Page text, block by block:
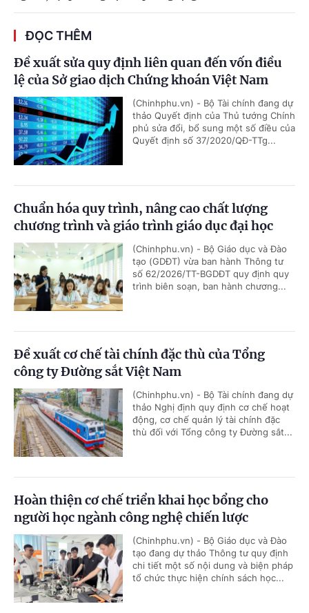
ĐỌC THÊM
Đề xuất sửa quy định liên quan đến vốn điều
lệ của Sở giao dịch Chứng khoán Việt Nam
(Chinhphu.vn) - Bộ Tài chính đang dự
thảo Quyết định của Thủ tướng Chính
phủ sửa đổi, bổ sung một số điều của
Quyết định số 37/2020/QĐ-TTg...
Chuẩn hóa quy trình, nâng cao chất lượng
chương trình và giáo trình giáo dục đại học
(Chinhphu.vn) - Bộ Giáo dục và Đào
tạo (GDĐT) vừa ban hành Thông tư
số 62/2026/TT-BGDĐT quy định quy
trình biên soạn, ban hành chương...
Đề xuất cơ chế tài chính đặc thù của Tổng
công ty Đường sắt Việt Nam
(Chinhphu.vn) - Bộ Tài chính đang dự
thảo Nghị định quy định cơ chế hoạt
động, cơ chế quản lý tài chính đặc
thù đối với Tổng công ty Đường sắt...
Hoàn thiện cơ chế triển khai học bổng cho
người học ngành công nghệ chiến lược
(Chinhphu.vn) - Bộ Giáo dục và Đào
tạo đang dự thảo Thông tư quy định
chi tiết một số nội dung và biện pháp
tổ chức thực hiện chính sách học...